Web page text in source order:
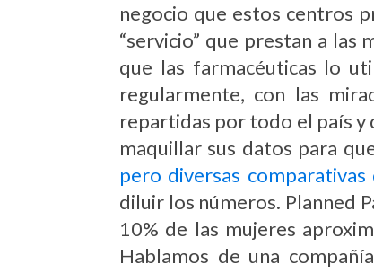
negocio que estos centros
“servicio” que prestan a
que las farmacéuticas lo
regularmente, con las
repartidas por todo el país y
maquillar sus datos para
pero diversas comparativas
diluir los números. Planned
10% de las mujeres
Hablamos de una